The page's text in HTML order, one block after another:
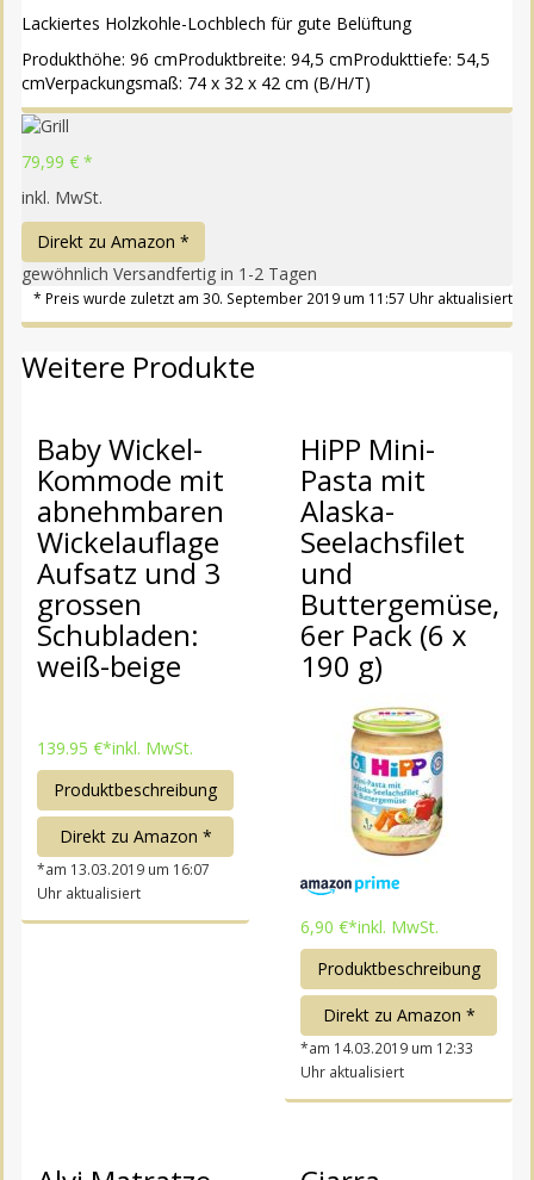
Lackiertes Holzkohle-Lochblech für gute Belüftung
Produkthöhe: 96 cmProduktbreite: 94,5 cmProdukttiefe: 54,5
cmVerpackungsmaß: 74 x 32 x 42 cm (B/H/T)
79,99 € *
inkl. MwSt.
Direkt zu Amazon *
gewöhnlich Versandfertig in 1-2 Tagen
* Preis wurde zuletzt am 30. September 2019 um 11:57 Uhr aktualisiert
Weitere Produkte
Baby Wickel-
Kommode mit
abnehmbaren
Wickelauflage
Aufsatz und 3
grossen
Schubladen:
weiß-beige
139.95 €*inkl. MwSt.
Produktbeschreibung
Direkt zu Amazon *
*am 13.03.2019 um 16:07
Uhr aktualisiert
HiPP Mini-
Pasta mit
Alaska-
Seelachsfilet
und
Buttergemüse,
6er Pack (6 x
190 g)
6,90 €*inkl. MwSt.
Produktbeschreibung
Direkt zu Amazon *
*am 14.03.2019 um 12:33
Uhr aktualisiert